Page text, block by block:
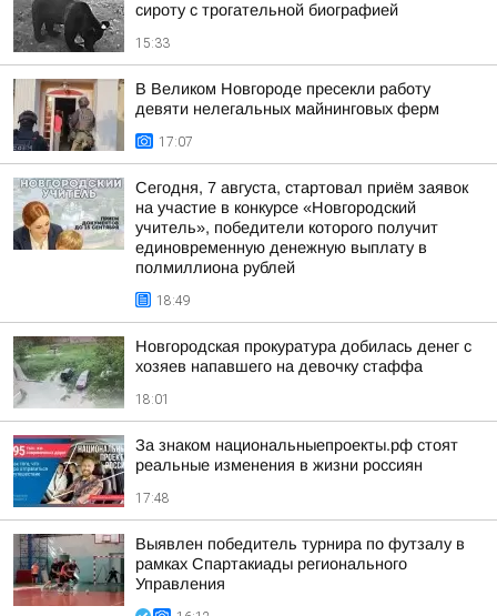
сироту с трогательной биографией
15:33
В Великом Новгороде пресекли работу
девяти нелегальных майнинговых ферм
17:07
Сегодня, 7 августа, стартовал приём заявок
на участие в конкурсе «Новгородский
учитель», победители которого получит
единовременную денежную выплату в
полмиллиона рублей
18:49
Новгородская прокуратура добилась денег с
хозяев напавшего на девочку стаффа
18:01
За знаком национальныепроекты.рф стоят
реальные изменения в жизни россиян
17:48
Выявлен победитель турнира по футзалу в
рамках Спартакиады регионального
Управления